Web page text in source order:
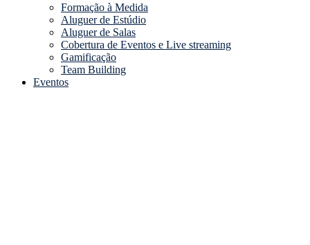
Formação à Medida
Aluguer de Estúdio
Aluguer de Salas
Cobertura de Eventos e Live streaming
Gamificação
Team Building
Eventos